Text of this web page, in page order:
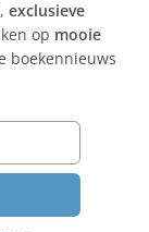
, exclusieve
op mooie
boekennieuws